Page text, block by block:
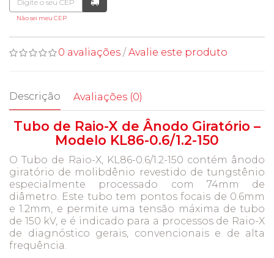
Não sei meu CEP
0 avaliações / Avalie este produto
Descrição Avaliações (0)
Tubo de Raio-X de Ânodo Giratório –
Modelo KL86-0.6/1.2-150
O Tubo de Raio-X, KL86-0.6/1.2-150 contém ânodo
giratório de molibdênio revestido de tungstênio
especialmente processado com 74mm de
diâmetro. Este tubo tem pontos focais de 0.6mm
e 1.2mm, e permite uma tensão máxima de tubo
de 150 kV, e é indicado para a processos de Raio-X
de diagnóstico gerais, convencionais e de alta
frequência.